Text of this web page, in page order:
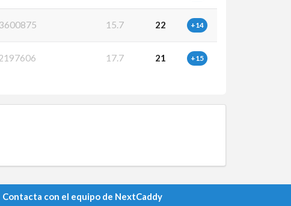
15.7 22 +14
17.7 21 +15
Contacta con el equipo de NextCaddy